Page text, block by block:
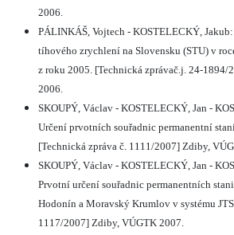
2006.
PÁLINKÁŠ, Vojtech - KOSTELECKÝ,
tíhového zrychlení na Slovensku (STU) v
z roku 2005. [Technická zprávač.j. 24-
2006.
SKOUPÝ, Václav - KOSTELECKÝ, Jan -
Určení prvotních souřadnic permanentní
[Technická zpráva č. 1111/2007] Zdiby,
SKOUPÝ, Václav - KOSTELECKÝ, Jan -
Prvotní určení souřadnic permanentních
Hodonín a Moravský Krumlov v systému
1117/2007] Zdiby, VÚGTK 2007.